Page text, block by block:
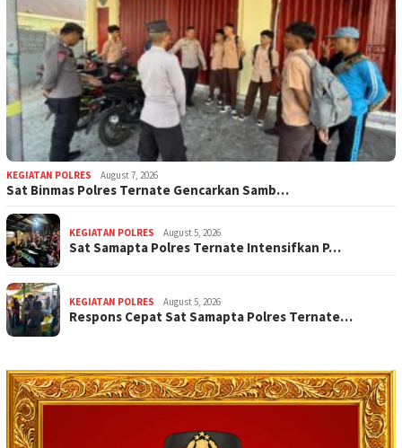
KEGIATAN POLRES August 7, 2026
Sat Binmas Polres Ternate Gencarkan Samb…
KEGIATAN POLRES August 5, 2026
Sat Samapta Polres Ternate Intensifkan P…
KEGIATAN POLRES August 5, 2026
Respons Cepat Sat Samapta Polres Ternate…